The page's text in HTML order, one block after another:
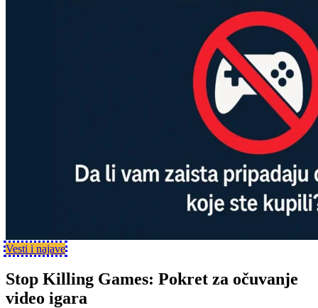
Vesti i najave
Stop Killing Games: Pokret za očuvanje
video igara